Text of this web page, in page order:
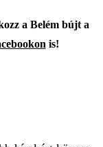
a Belém bújt a
is!